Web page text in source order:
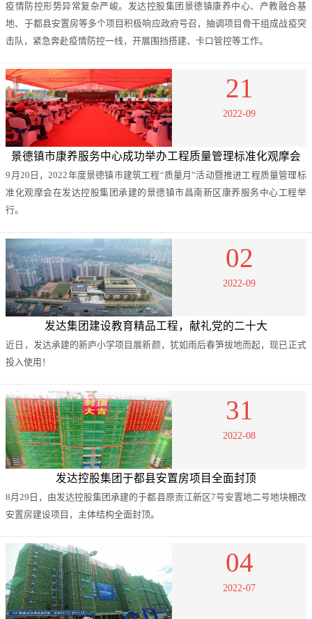
疫情防控形势异常复杂严峻。发达控股集团景德镇康养中心、产教融合基
地、于都县安置房等多个项目积极响应政府号召，抽调项目骨干组成战疫突
击队，紧急奔赴疫情防控一线，开展围挡搭建、卡口管控等工作。
21
2022-09
景德镇市康养服务中心成功举办工程质量管理标准化观摩会
9月20日，2022年度景德镇市建筑工程“质量月”活动暨推进工程质量管理标
准化观摩会在发达控股集团承建的景德镇市昌南新区康养服务中心工程举
行。
02
2022-09
发达集团建设教育精品工程，献礼党的二十大
近日，发达承建的新庐小学项目展新颜，犹如雨后春笋拔地而起，现已正式
投入使用！
31
2022-08
发达控股集团于都县安置房项目全面封顶
8月29日，由发达控股集团承建的于都县原贡江新区7号安置地二号地块棚改
安置房建设项目，主体结构全面封顶。
04
2022-07